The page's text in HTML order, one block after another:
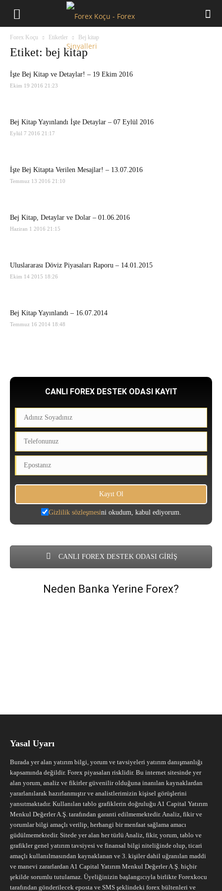
Forex Koçu Etiketler Bej kitap
Etiket: bej kitap
İşte Bej Kitap ve Detaylar! – 19 Ekim 2016
Ekim 19 2016 21:23
Bej Kitap Yayınlandı İşte Detaylar – 07 Eylül 2016
Eylül 7 2016 21:17
İşte Bej Kitapta Verilen Mesajlar! – 13.07.2016
Temmuz 13 2016 21:10
Bej Kitap, Detaylar ve Dolar – 01.06.2016
Haziran 1 2016 21:15
Uluslararası Döviz Piyasaları Raporu – 14.01.2015
Ekim 14 2015 18:26
Bej Kitap Yayınlandı – 16.07.2014
Temmuz 16 2014 18:48
CANLI FOREX DESTEK ODASI KAYIT
Gizlilik sözleşmesini okudum, kabul ediyorum.
CANLI FOREX DESTEK ODASI GİRİŞ
Neden Banka Yerine Forex?
Yasal Uyarı
Burada yer alan yatırım bilgi, yorum ve tavsiyeleri yatırım danışmanlığı
kapsamında değildir. Forex piyasaları risklidir. Bu internet sitesinde yer
alan yorum, analiz ve fikirler güvenilir olduğuna inanılan kaynaklardan
yararlanılarak hazırlanmıştır ve analistlerimizin kişisel görüşlerini
yansıtmaktadır. Kullanılan tablo grafiklerin doğruluğu A1 Capital Yatırım
Menkul Değerler A.Ş. tarafından garanti edilmemektedir. Analiz, fikir ve
yorumlar bilgi amaçlı verilip, herhangi bir menfaat sağlama amacı
güdülmemektedir. Sitede yer alan her türlü Analiz, fikir, yorum, tablo ve
grafikler genel yatırım tavsiyesi ve finansal bilgi niteliğinde olup, ticari
amaçlı kullanılmasından kaynaklanan ve 3. kişiler dahil uğranılan maddi
ve manevi zararlardan A1 Capital Yatırım Menkul Değerler A.Ş. hiçbir
şekilde sorumlu tutulamaz. Üyeliğinizin başlangıcıyla birlikte Forexkocu
tarafından gönderilecek eposta ve SMS şeklindeki forex bültenleri ve